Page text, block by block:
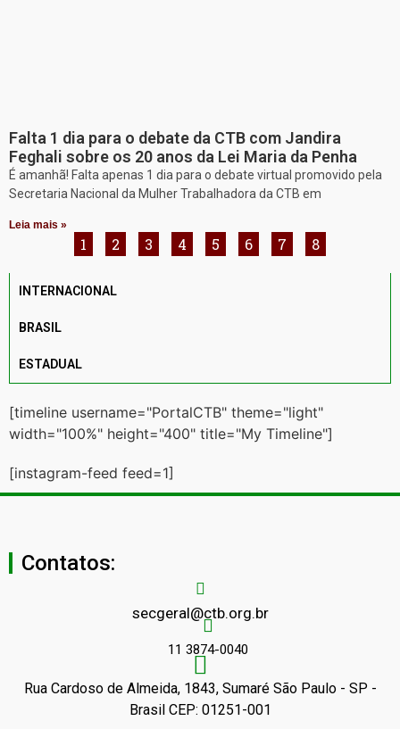
Falta 1 dia para o debate da CTB com Jandira
Feghali sobre os 20 anos da Lei Maria da Penha
É amanhã! Falta apenas 1 dia para o debate virtual promovido pela
Secretaria Nacional da Mulher Trabalhadora da CTB em
Leia mais »
1 2 3 4 5 6 7 8
INTERNACIONAL
BRASIL
ESTADUAL
[timeline username="PortalCTB" theme="light"
width="100%" height="400" title="My Timeline"]
[instagram-feed feed=1]
Contatos:
secgeral@ctb.org.br
11 3874-0040
Rua Cardoso de Almeida, 1843, Sumaré São Paulo - SP -
Brasil CEP: 01251-001